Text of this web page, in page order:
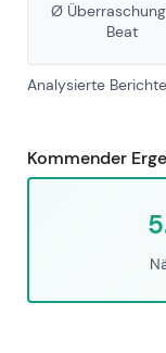
Ø
Beat
Analysierte
Kommender